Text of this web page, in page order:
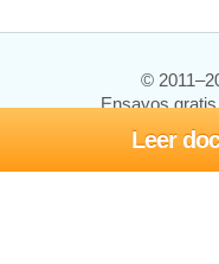
Leer
©
Ensayos